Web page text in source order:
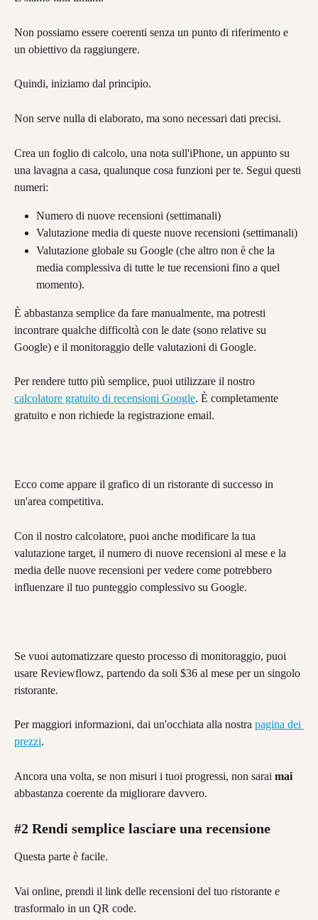
Non possiamo essere coerenti senza un punto di riferimento e
un obiettivo da raggiungere.
Quindi, iniziamo dal principio.
Non serve nulla di elaborato, ma sono necessari dati precisi.
Crea un foglio di calcolo, una nota sull'iPhone, un appunto su
una lavagna a casa, qualunque cosa funzioni per te. Segui questi
numeri:
Numero di nuove recensioni (settimanali)
Valutazione media di queste nuove recensioni (settimanali)
Valutazione globale su Google (che altro non è che la
media complessiva di tutte le tue recensioni fino a quel
momento).
È abbastanza semplice da fare manualmente, ma potresti
incontrare qualche difficoltà con le date (sono relative su
Google) e il monitoraggio delle valutazioni di Google.
Per rendere tutto più semplice, puoi utilizzare il nostro
calcolatore gratuito di recensioni Google. È completamente
gratuito e non richiede la registrazione email.
Ecco come appare il grafico di un ristorante di successo in
un'area competitiva.
Con il nostro calcolatore, puoi anche modificare la tua
valutazione target, il numero di nuove recensioni al mese e la
media delle nuove recensioni per vedere come potrebbero
influenzare il tuo punteggio complessivo su Google.
Se vuoi automatizzare questo processo di monitoraggio, puoi
usare Reviewflowz, partendo da soli $36 al mese per un singolo
ristorante.
Per maggiori informazioni, dai un'occhiata alla nostra pagina dei
prezzi.
Ancora una volta, se non misuri i tuoi progressi, non sarai mai
abbastanza coerente da migliorare davvero.
#2 Rendi semplice lasciare una recensione
Questa parte è facile.
Vai online, prendi il link delle recensioni del tuo ristorante e
trasformalo in un QR code.